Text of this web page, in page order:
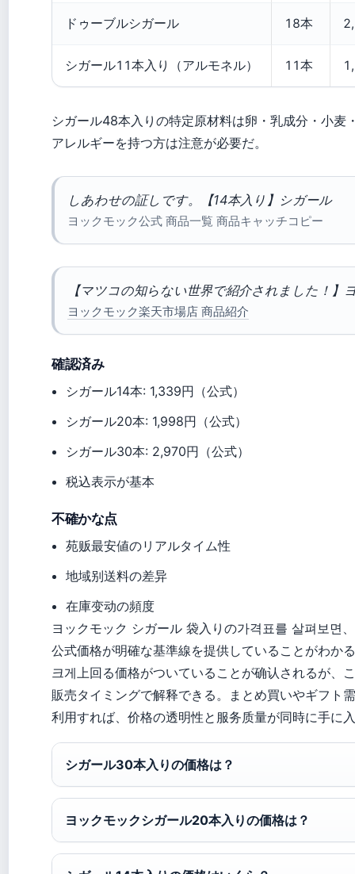
ドゥーブルシガール 18本
シガール11本入り（アルモネル） 11本
シガール48本入りの特定原材料は卵・乳成分・小麦
アレルギーを持つ方は注意が必要だ。
しあわせの証しです。【14本入り】シガール
ヨックモック公式 商品一覧 商品キャッチコピー
【マツコの知らない世界で紹介されました！
ヨックモック楽天市場店 商品紹介
確認済み
シガール14本: 1,339円（公式）
シガール20本: 1,998円（公式）
シガール30本: 2,970円（公式）
税込表示が基本
不確かな点
苑贩最安値のリアルタイム性
地域别送料の差异
在庫变动の頻度
ヨックモック シガール 袋入りの가격표를 살펴보면、
公式価格が明確な基準線を提供していることがわか
크게上回る価格がついていることが确认されるが、
販売タイミングで解释できる。まとめ買いやギフト
利用すれば、价格の透明性と服务质量が同時に手に
シガール30本入りの価格は？
ヨックモックシガール20本入りの価格は？